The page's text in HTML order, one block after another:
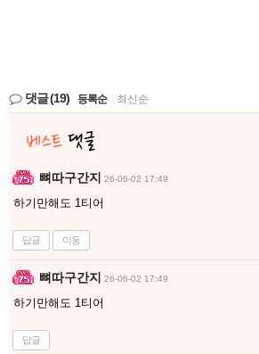
댓글(19) 등록순 최신순
뼈따구간지 26-06-02 17:49
하기만해도 1티어
답글 이동
뼈따구간지 26-06-02 17:49
하기만해도 1티어
답글